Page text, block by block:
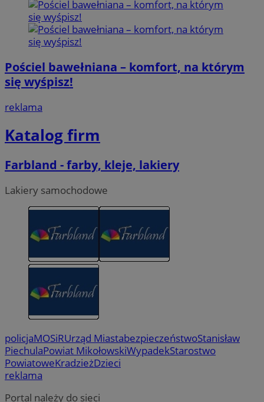
Pościel bawełniana – komfort, na którym
się wyśpisz!
reklama
Katalog firm
Farbland - farby, kleje, lakiery
Lakiery samochodowe
policjaMOSiRUrząd MiastabezpieczeństwoStanisław
PiechulaPowiat MikołowskiWypadekStarostwo
PowiatoweKradzieżDzieci
reklama
Portal należy do sieci